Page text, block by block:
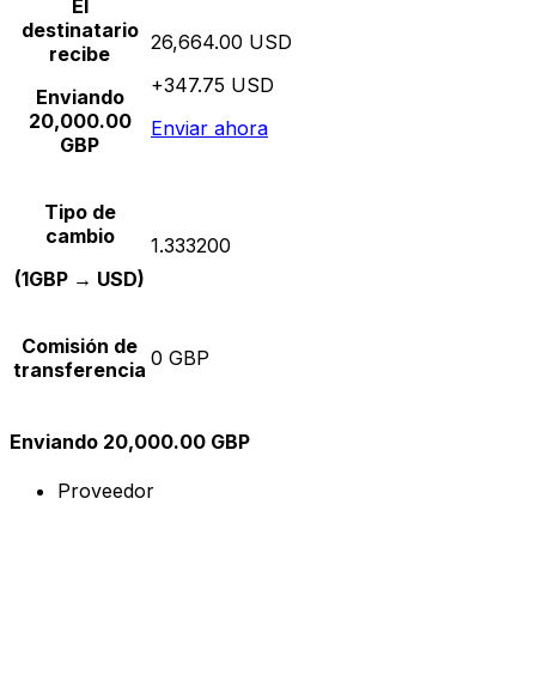
El
destinatario
recibe
Enviando
20,000.00
GBP
26,664.00 USD
+347.75 USD
Enviar ahora
Tipo de
cambio
(1GBP → USD)
1.333200
Comisión de
transferencia 0 GBP
Enviando 20,000.00 GBP
Proveedor